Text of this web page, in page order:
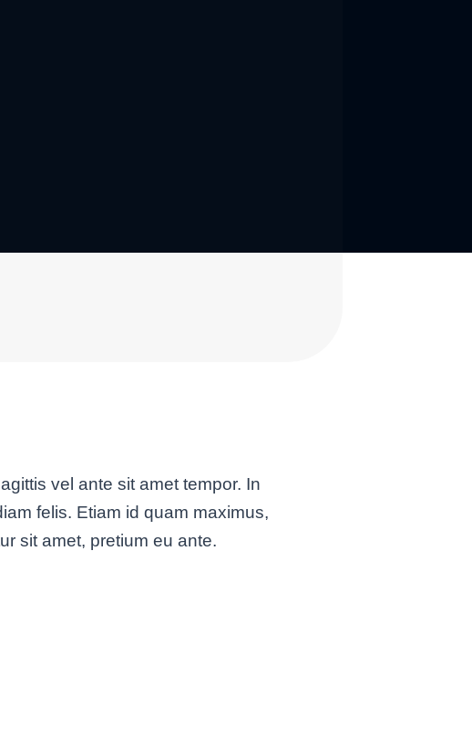
vel ante sit amet tempor. In
felis. Etiam id quam maximus,
sit amet, pretium eu ante.